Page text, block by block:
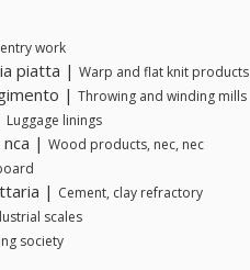
work
piatta | Warp and flat knit products
| Throwing and winding mills
Luggage linings
| Wood products, nec, nec
| Cement, clay refractory
scales
society